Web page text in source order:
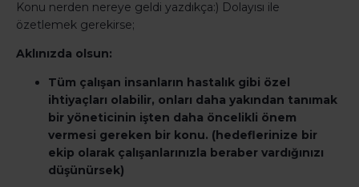
Konu nerden nereye geldi yazdıkça:) Dolayısı ile
özetlemek gerekirse;
Aklınızda olsun:
Tüm çalışan insanların hastalık gibi özel
ihtiyaçları olabilir, onları daha yakından tanımak
bir yöneticinin işten daha öncelikli önem
vermesi gereken bir konu. (hedeflerinize bir
ekip olarak çalışanlarınızla beraber vardığınızı
düşünürsek)